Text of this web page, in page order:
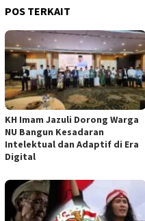
POS TERKAIT
KH Imam Jazuli Dorong Warga
NU Bangun Kesadaran
Intelektual dan Adaptif di Era
Digital